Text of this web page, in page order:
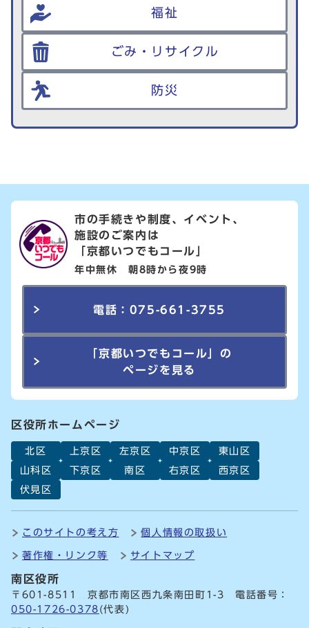
福祉
ごみ・リサイクル
防災
市の手続きや制度、イベント、
施設のご案内は
「京都いつでもコール」
年中無休 朝8時から夜9時
電話：075-661-3755
「京都いつでもコール」の
ページを見る
区役所ホームページ
北区 上京区 左京区 中京区
東山区
山科区
下京区 南区 右京区
西京区
伏見区
このサイトの考え方 個人情報の取扱い
著作権・リンク等 サイトマップ
南区役所
〒601-8511 京都市南区西九条南田町1-3 電話番号：
050-1726-0378 (代表)